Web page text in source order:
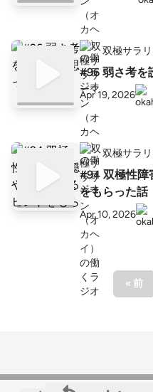
双極サラ
#96 弱さ考を
Apr 19, 2026
双極サラ
#94 双極性障
をもらった話
Apr 10, 2026
« 前